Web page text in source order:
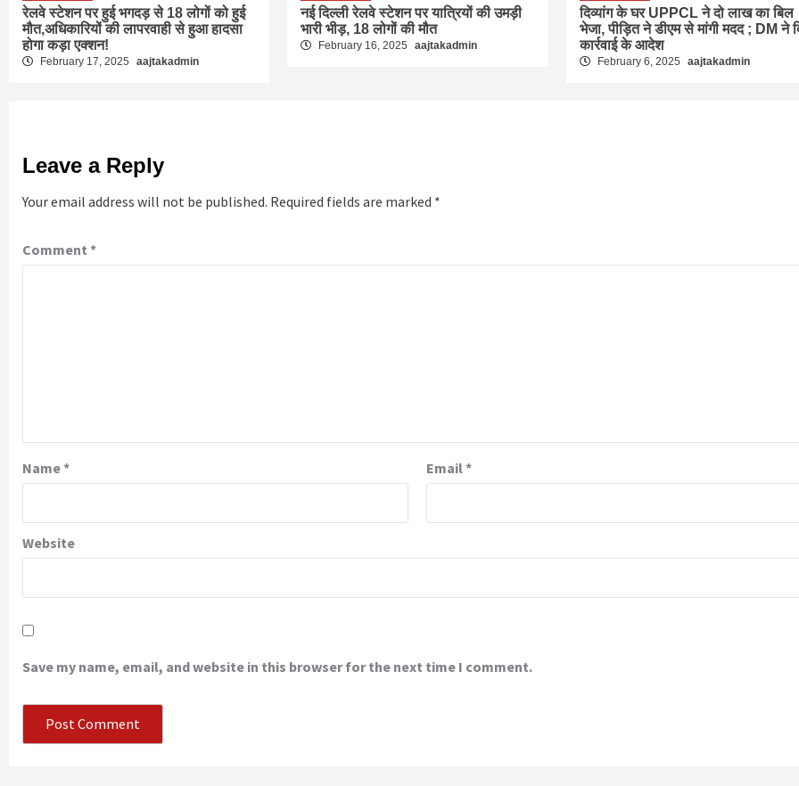
रेलवे स्टेशन पर हुई भगदड़ से 18 लोगों को हुई
मौत,अधिकारियों की लापरवाही से हुआ हादसा
होगा कड़ा एक्शन!
February 17, 2025 aajtakadmin
नई दिल्ली रेलवे स्टेशन पर यात्रियों की उमड़ी
भारी भीड़, 18 लोगों की मौत
February 16, 2025 aajtakadmin
दिव्यांग के घर UPPCL ने दो लाख का बिल
भेजा, पीड़ित ने डीएम से मांगी मदद ; DM ने
कार्रवाई के आदेश
February 6, 2025 aajtakadmin
Leave a Reply
Your email address will not be published. Required fields are marked *
Comment *
Name* Email*
Website
Save my name, email, and website in this browser for the next time I comment.